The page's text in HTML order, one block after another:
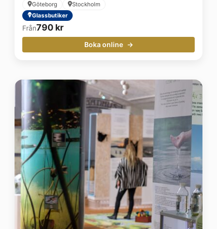
Göteborg
Stockholm
Glassbutiker
Från790 kr
Boka online